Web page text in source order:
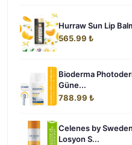
Hurraw Sun Lip
565.99 ₺
Bioderma
Güne...
788.99 ₺
Celenes by
Losyon S...